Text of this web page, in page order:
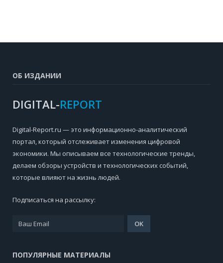
ОБ ИЗДАНИИ
DIGITAL-REPORT
Digital-Report.ru — это информационно-аналитический
портал, который отслеживает изменения цифровой
экономики. Мы описываем все технологические тренды,
делаем обзоры устройств и технологических событий,
которые влияют на жизнь людей.
Подписаться на рассылку:
ПОПУЛЯРНЫЕ МАТЕРИАЛЫ